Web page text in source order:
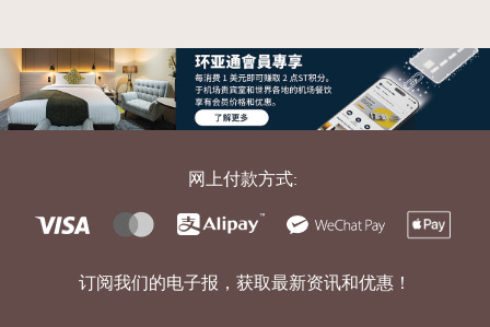
网上付款方式:
订阅我们的电子报，获取最新资讯和优惠！